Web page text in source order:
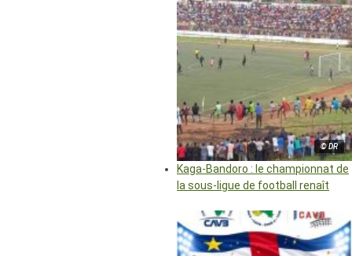
© DR
Kaga-Bandoro : le championnat de
la sous-ligue de football renaît